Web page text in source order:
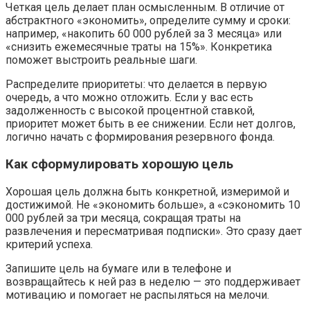
Четкая цель делает план осмысленным. В отличие от
абстрактного «экономить», определите сумму и сроки:
например, «накопить 60 000 рублей за 3 месяца» или
«снизить ежемесячные траты на 15%». Конкретика
поможет выстроить реальные шаги.
Распределите приоритеты: что делается в первую
очередь, а что можно отложить. Если у вас есть
задолженность с высокой процентной ставкой,
приоритет может быть в ее снижении. Если нет долгов,
логично начать с формирования резервного фонда.
Как сформулировать хорошую цель
Хорошая цель должна быть конкретной, измеримой и
достижимой. Не «экономить больше», а «сэкономить 10
000 рублей за три месяца, сокращая траты на
развлечения и пересматривая подписки». Это сразу дает
критерий успеха.
Запишите цель на бумаге или в телефоне и
возвращайтесь к ней раз в неделю — это поддерживает
мотивацию и помогает не распыляться на мелочи.